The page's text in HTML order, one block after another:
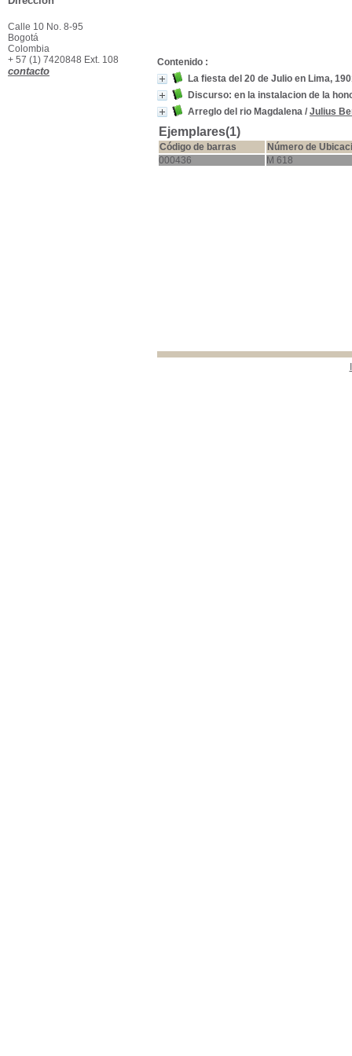
Contenido :
La fiesta del 20 de Julio en Lima,
Discurso: en la instalacion de la
Arreglo del rio Magdalena / Julius
Ejemplares(1)
Código de barras
Número de
000436
M 618
Calle 10 No. 8-95
Bogotá
Colombia
+ 57 (1) 7420848 Ext. 108
contacto